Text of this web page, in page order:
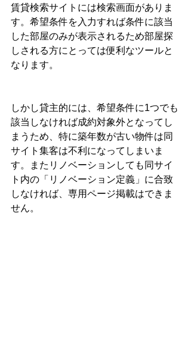
賃貸検索サイトには検索画面がありま
す。希望条件を入力すれば条件に該当
した部屋のみが表示されるため部屋探
しされる方にとっては便利なツールと
なります。
しかし貸主的には、希望条件に1つでも
該当しなければ成約対象外となってし
まうため、特に築年数が古い物件は同
サイト集客は不利になってしまいま
す。またリノベーションしても同サイ
ト内の「リノベーション定義」に合致
しなければ、専用ページ掲載はできま
せん。